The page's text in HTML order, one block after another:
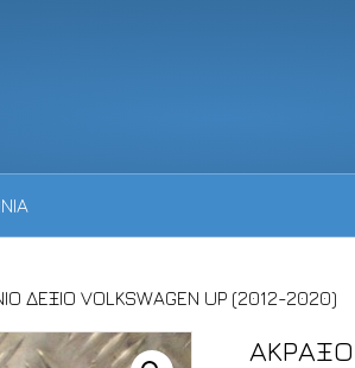
ΔΕΞΙΟ VOLKSWAGEN UP (2012-2020)